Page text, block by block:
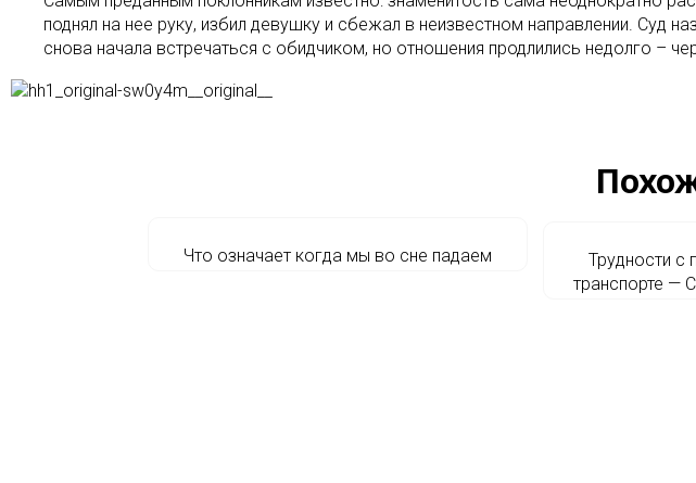
поднял на нее руку, избил девушку и сбежал в неизвестном направлении. Суд
снова начала встречаться с обидчиком, но отношения продлились недолго –
Что означает когда мы во сне падаем
Трудности с
транспорте —